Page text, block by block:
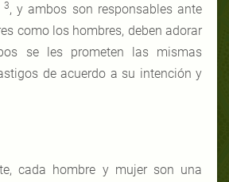
3, y ambos son responsables ante
como los hombres, deben adorar
se les prometen las mismas
de acuerdo a su intención y
cada hombre y mujer son una